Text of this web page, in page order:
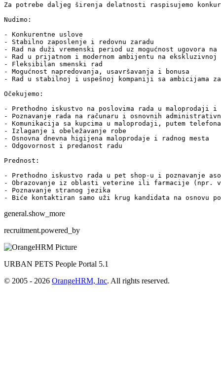
Za potrebe daljeg širenja delatnosti raspisujemo
Nudimo:
- Konkurentne uslove
- Stabilno zaposlenje i redovnu zaradu
- Rad na duži vremenski period uz mogućnost ugovora na
- Rad u prijatnom i modernom ambijentu na
- Fleksibilan smenski rad
- Mogućnost napredovanja, usavršavanja i bonusa
- Rad u stabilnoj i uspešnoj kompaniji sa ambicijama
Očekujemo:
- Prethodno iskustvo na poslovima rada u maloprodaji i
- Poznavanje rada na računaru i osnovnih
- Komunikacija sa kupcima u maloprodaji, putem
- Izlaganje i obeležavanje robe
- Osnovna dnevna higijena maloprodaje i radnog mesta
- Odgovornost i predanost radu
Prednost:
- Prethodno iskustvo rada u pet shop-u i poznavanje
- Obrazovanje iz oblasti veterine ili farmacije (npr.
- Poznavanje stranog jezika
- Biće kontaktiran samo uži krug kandidata na osnovu
general.show_more
recruitment.powered_by
URBAN PETS People Portal 5.1
© 2005 - 2026 OrangeHRM, Inc. All rights reserved.